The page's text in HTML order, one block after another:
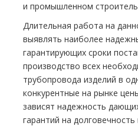
и промышленном
Длительная работа на
выявлять наиболее
гарантирующих сроки
производство всех
тpубопровода изделий в
конкурентные на рынке
зависят надежность
гарантий на